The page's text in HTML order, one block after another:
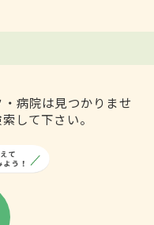
病院は見つかりませ
して下さい。